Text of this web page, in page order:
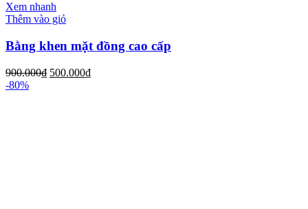
Xem nhanh
Thêm vào giỏ
Bằng khen mặt đồng cao cấp
900.000₫ 500.000₫
-80%